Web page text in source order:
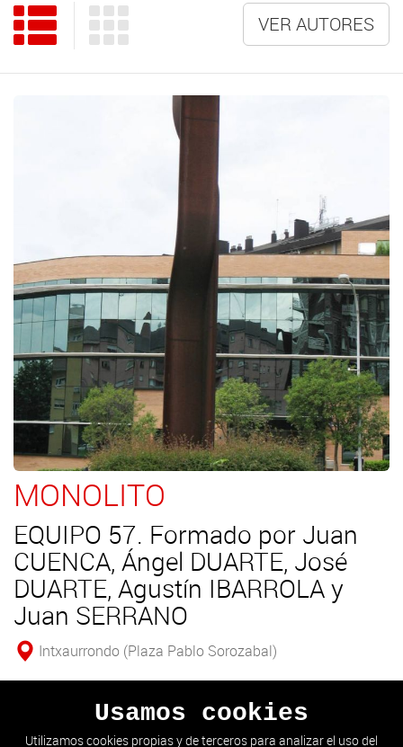
VER AUTORES
MONOLITO
EQUIPO 57. Formado por Juan
CUENCA, Ángel DUARTE, José
DUARTE, Agustín IBARROLA y
Juan SERRANO
Intxaurrondo (Plaza Pablo Sorozabal)
cruzan a partir de la mitad de la obra.
Usamos cookies
Utilizamos cookies propias y de terceros para analizar el uso del